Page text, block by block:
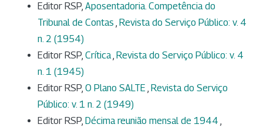
Editor RSP, Aposentadoria. Competência do
Tribunal de Contas , Revista do Serviço Público: v. 4
n. 2 (1954)
Editor RSP, Crítica, Revista do Serviço Público: v. 4
n. 1 (1945)
Editor RSP, O Plano SALTE , Revista do Serviço
Público: v. 1 n. 2 (1949)
Editor RSP, Décima reunião mensal de 1944 ,